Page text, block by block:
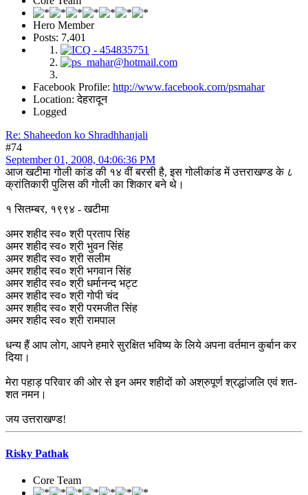
Hero Member
Posts: 7,401
Facebook Profile: http://www.facebook.com/psmahar
Location: देहरादून
Logged
Re: Shaheedon ko Shradhhanjali
#74
September 01, 2008, 04:06:36 PM
आज खटीमा गोली कांड की १४ वीं बरसी है, इस गोलीकांड में उत्तराखण्ड के ८
क्रांतिकारी पुलिस की गोली का शिकार बने थे।
१ सितम्बर, १९९४ - खटीमा
अमर शहीद स्व० श्री प्रताप सिंह
अमर शहीद स्व० श्री भुवन सिंह
अमर शहीद स्व० श्री सलीम
अमर शहीद स्व० श्री भगवान सिंह
अमर शहीद स्व० श्री धर्मानन्द भट्ट
अमर शहीद स्व० श्री गोपी चंद
अमर शहीद स्व० श्री परमजीत सिंह
अमर शहीद स्व० श्री रामपाल
धन्य हैं आप लोग, आपने हमारे सुरक्षित भविष्य के लिये अपना वर्तमान कुर्बान कर
दिया।
मेरा पहाड़ परिवार की ओर से इन अमर शहीदों को अश्रुपूर्ण श्रद्धांजलि एवं शत-
शत नमन।
जय उत्तराखण्ड!
Risky Pathak
Core Team